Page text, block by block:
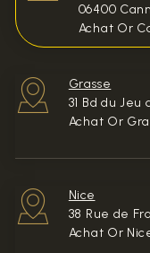
06400
Achat Or
Grasse
31 Bd du Jeu
Achat Or
Nice
38 Rue de
Achat Or